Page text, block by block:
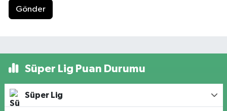
Gönder
Süper Lig Puan Durumu
Süper Lig